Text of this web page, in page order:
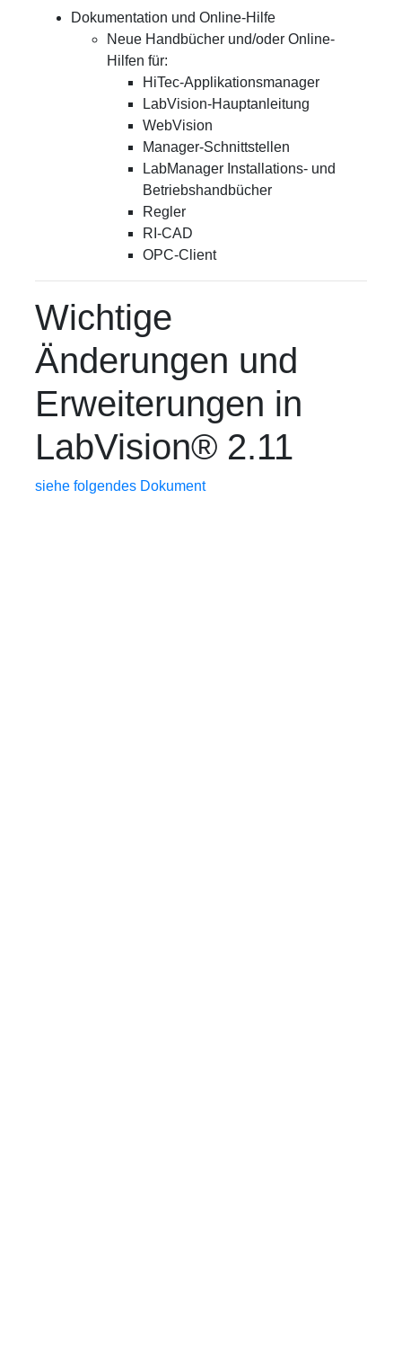
Dokumentation und Online-Hilfe
Neue Handbücher und/oder Online-
Hilfen für:
HiTec-Applikationsmanager
LabVision-Hauptanleitung
WebVision
Manager-Schnittstellen
LabManager Installations- und
Betriebshandbücher
Regler
RI-CAD
OPC-Client
Wichtige
Änderungen und
Erweiterungen in
LabVision® 2.11
siehe folgendes Dokument